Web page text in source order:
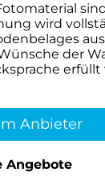
wird
der
erfüllt
Anbieter
Angebote